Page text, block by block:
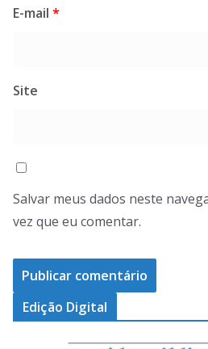
E-mail *
Site
Salvar meus dados neste
vez que eu comentar.
Edição Digital